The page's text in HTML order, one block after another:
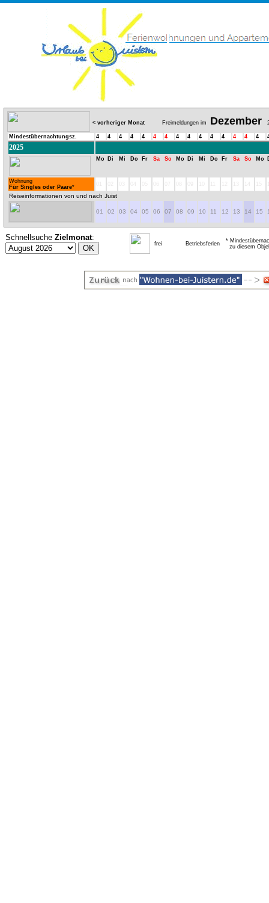
< vorheriger Monat Freimeldungen im Dezember
Mindestübernachtungsz. 4 4 4 4 4 4 4 4 4 4 4 4 4 4 4
2025
Mo Di Mi Do Fr Sa So Mo Di Mi Do Fr Sa So Mo
Wohnung
Für Singles oder Paare*
Reiseinformationen von und nach Juist
01 02 03 04 05 06 07 08 09 10 11 12 13 14 15
Schnellsuche Zielmonat:
frei Betriebsferien
*
zu diesem